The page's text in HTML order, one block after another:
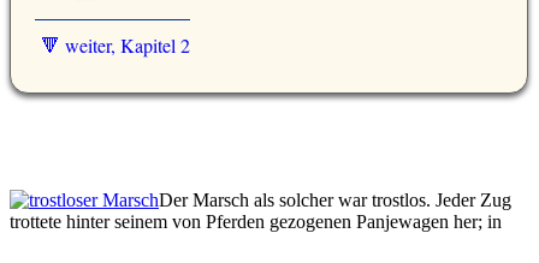
🔻 weiter, Kapitel 2
Der Marsch als solcher war trostlos. Jeder Zug
trottete hinter seinem von Pferden gezogenen Panjewagen her; in